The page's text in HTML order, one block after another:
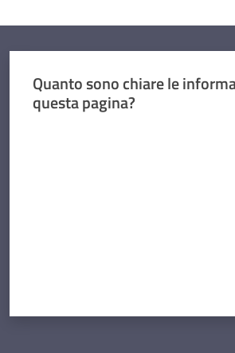
Quanto sono chiare le
questa pagina?